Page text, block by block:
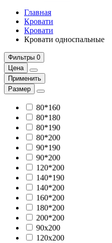
Главная
Кровати
Кровати
Кровати односпальные
Фильтры 0
Цена
Применить
Размер
80*160
80*180
80*190
80*200
90*190
90*200
120*200
140*190
140*200
160*200
180*200
200*200
90х200
120х200